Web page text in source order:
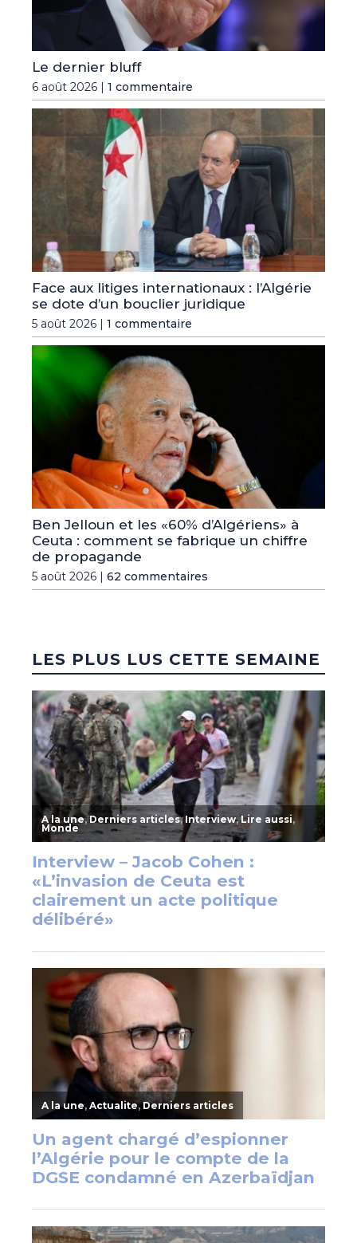
Le dernier bluff
6 août 2026 | 1 commentaire
Face aux litiges internationaux : l’Algérie
se dote d’un bouclier juridique
5 août 2026 | 1 commentaire
Ben Jelloun et les «60% d’Algériens» à
Ceuta : comment se fabrique un chiffre
de propagande
5 août 2026 | 62 commentaires
LES PLUS LUS CETTE SEMAINE